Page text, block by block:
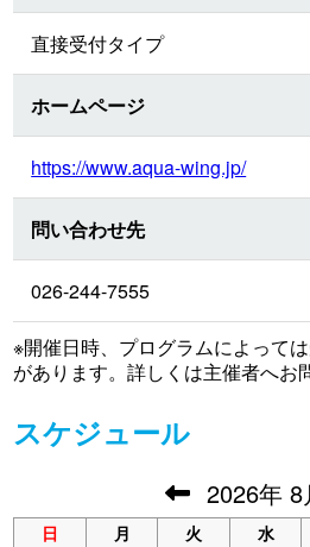
直接受付タイプ
ホームページ
https://www.aqua-wing.jp/
問い合わせ先
026-244-7555
※開催日時、プログラムによって
があります。詳しくは主催者へお
スケジュール
2026年 8
日 月 火 水